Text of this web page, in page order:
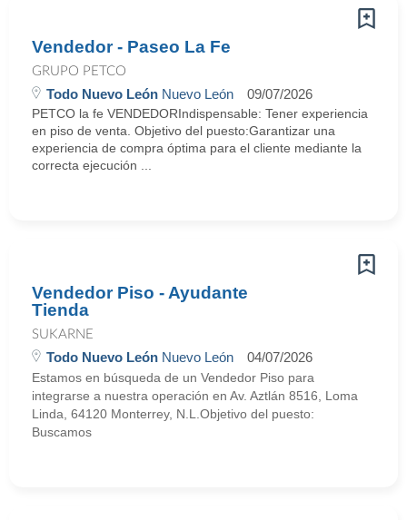
Vendedor - Paseo La Fe
GRUPO PETCO
Todo Nuevo León Nuevo León 09/07/2026
PETCO la fe VENDEDORIndispensable: Tener experiencia
en piso de venta. Objetivo del puesto:Garantizar una
experiencia de compra óptima para el cliente mediante la
correcta ejecución ...
Vendedor Piso - Ayudante
Tienda
SUKARNE
Todo Nuevo León Nuevo León 04/07/2026
Estamos en búsqueda de un Vendedor Piso para
integrarse a nuestra operación en Av. Aztlán 8516, Loma
Linda, 64120 Monterrey, N.L.Objetivo del puesto:
Buscamos